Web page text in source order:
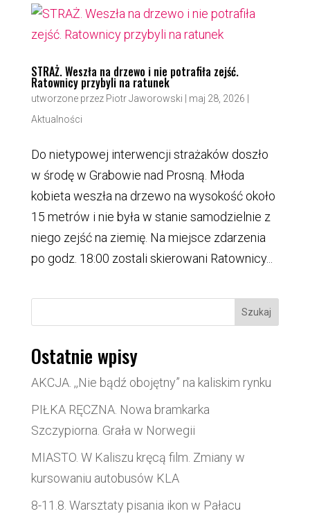
STRAŻ. Weszła na drzewo i nie potrafiła zejść.
Ratownicy przybyli na ratunek
utworzone przez Piotr Jaworowski maj 28, 2026
Aktualności
Do nietypowej interwencji strażaków doszło
w środę w Grabowie nad Prosną. Młoda
kobieta weszła na drzewo na wysokość około
15 metrów i nie była w stanie samodzielnie z
niego zejść na ziemię. Na miejsce zdarzenia
po godz. 18:00 zostali skierowani Ratownicy...
Szukaj
Ostatnie wpisy
AKCJA. ,,Nie bądź obojętny” na kaliskim rynku
PIŁKA RĘCZNA. Nowa bramkarka
Szczypiorna. Grała w Norwegii
MIASTO. W Kaliszu kręcą film. Zmiany w
kursowaniu autobusów KLA
8-11.8. Warsztaty pisania ikon w Pałacu